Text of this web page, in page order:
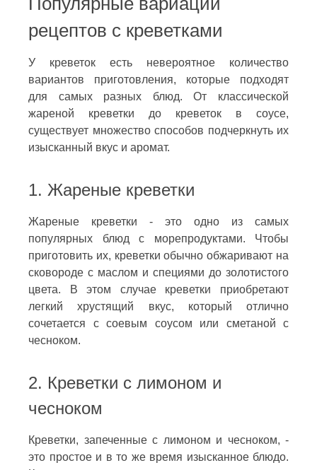
рецептов с креветками
У креветок есть невероятное количество
вариантов приготовления, которые подходят
для самых разных блюд. От классической
жареной креветки до креветок в соусе,
существует множество способов подчеркнуть их
изысканный вкус и аромат.
1. Жареные креветки
Жареные креветки - это одно из самых
популярных блюд с морепродуктами. Чтобы
приготовить их, креветки обычно обжаривают на
сковороде с маслом и специями до золотистого
цвета. В этом случае креветки приобретают
легкий хрустящий вкус, который отлично
сочетается с соевым соусом или сметаной с
чесноком.
2. Креветки с лимоном и
чесноком
Креветки, запеченные с лимоном и чесноком, -
это простое и в то же время изысканное блюдо.